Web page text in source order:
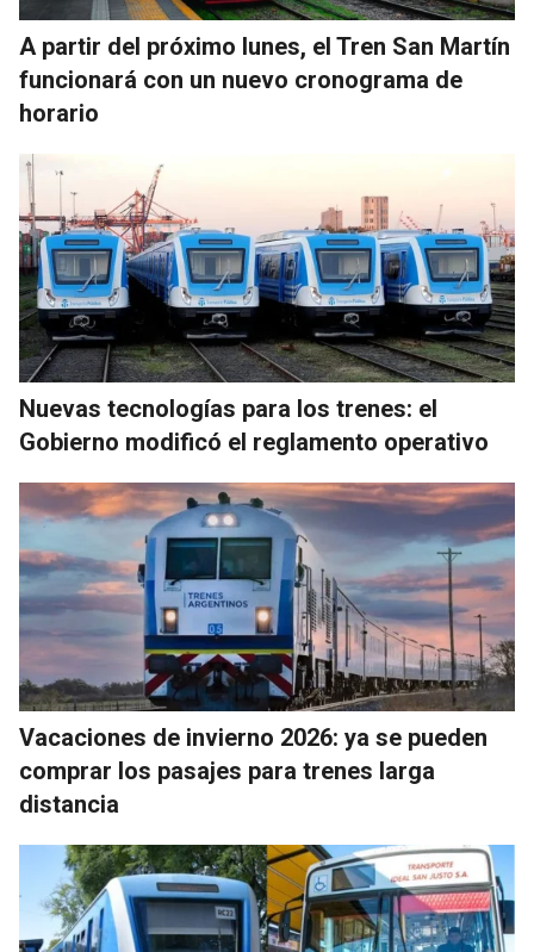
A partir del próximo lunes, el Tren San Martín
funcionará con un nuevo cronograma de
horario
Nuevas tecnologías para los trenes: el
Gobierno modificó el reglamento operativo
Vacaciones de invierno 2026: ya se pueden
comprar los pasajes para trenes larga
distancia